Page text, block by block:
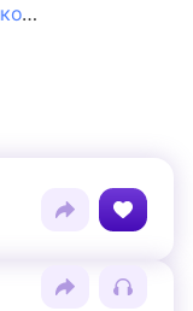
Юлиана Бондаренко & Амелия Колпакова & Егор Егоров & Валерия Шевченко & Ксюша Косичкина